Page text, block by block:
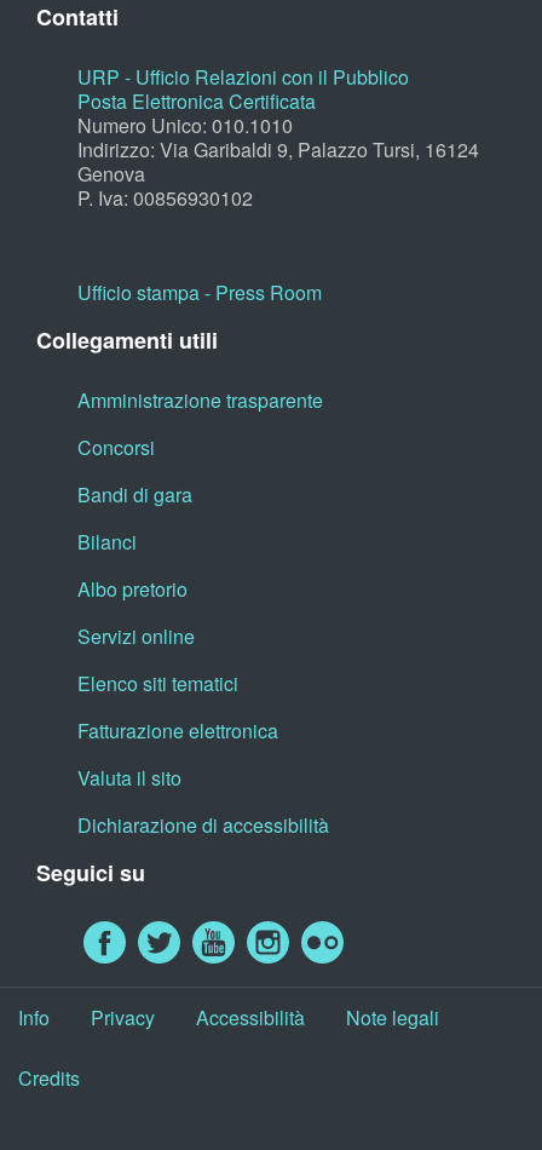
Contatti
URP - Ufficio Relazioni con il Pubblico
Posta Elettronica Certificata
Numero Unico: 010.1010
Indirizzo: Via Garibaldi 9, Palazzo Tursi, 16124
Genova
P. Iva: 00856930102
Ufficio stampa - Press Room
Collegamenti utili
Amministrazione trasparente
Concorsi
Bandi di gara
Bilanci
Albo pretorio
Servizi online
Elenco siti tematici
Fatturazione elettronica
Valuta il sito
Dichiarazione di accessibilità
Seguici su
Info Privacy Accessibilità Note legali
Credits